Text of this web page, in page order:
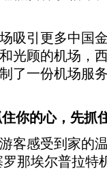
引更多中国金
光顾的机场，
了一份机场服
你的心，先抓
感受到家的
那埃尔普拉特